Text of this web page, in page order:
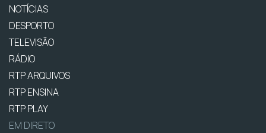
NOTÍCIAS
DESPORTO
TELEVISÃO
RÁDIO
RTP ARQUIVOS
RTP ENSINA
RTP PLAY
EM DIRETO